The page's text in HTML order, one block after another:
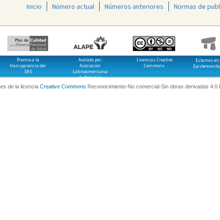
Inicio Número actual Números anteriores Normas de
Premio a la
transparencia del
SNS
Avalado por:
Asociación
Latinoamericana
de Pediatría
Licencias Creative
Commons
Estamos en:
de la licencia Creative Commons Reconocimiento-No comercial-Sin obras derivadas 4.0